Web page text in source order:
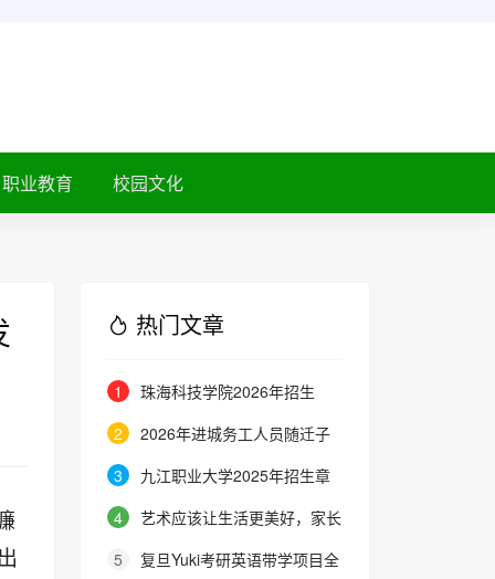
职业教育 校园文化
热门文章
1
珠海科技学院2026年招生
7300人 即日起启动校园开放周
2
2026年进城务工人员随迁子
女在京参加高等职业学校招生考试
3
九江职业大学2025年招生章
程
4
艺术应该让生活更美好，家长
的态度就是最好的审美教育！
5
复旦Yuki考研英语带学项目全